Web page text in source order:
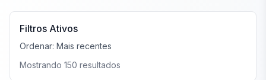
Filtros Ativos
Ordenar: Mais recentes
Mostrando 150 resultados
FiveM Gangue MLO